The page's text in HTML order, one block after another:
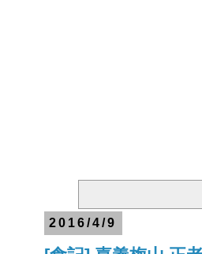
2016/4/9